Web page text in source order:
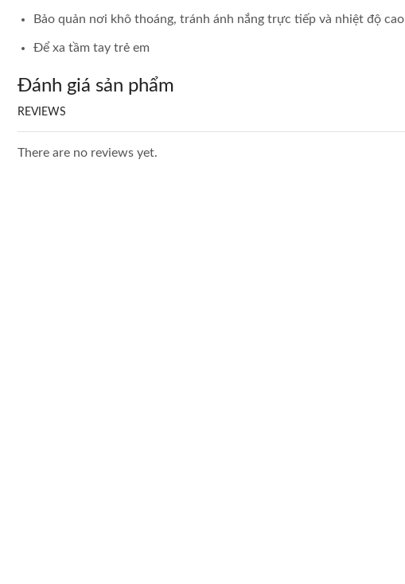
Bảo quản nơi khô thoáng, tránh ánh nắng trực tiếp và nhiệt độ cao
Để xa tầm tay trẻ em
Đánh giá sản phẩm
REVIEWS
There are no reviews yet.